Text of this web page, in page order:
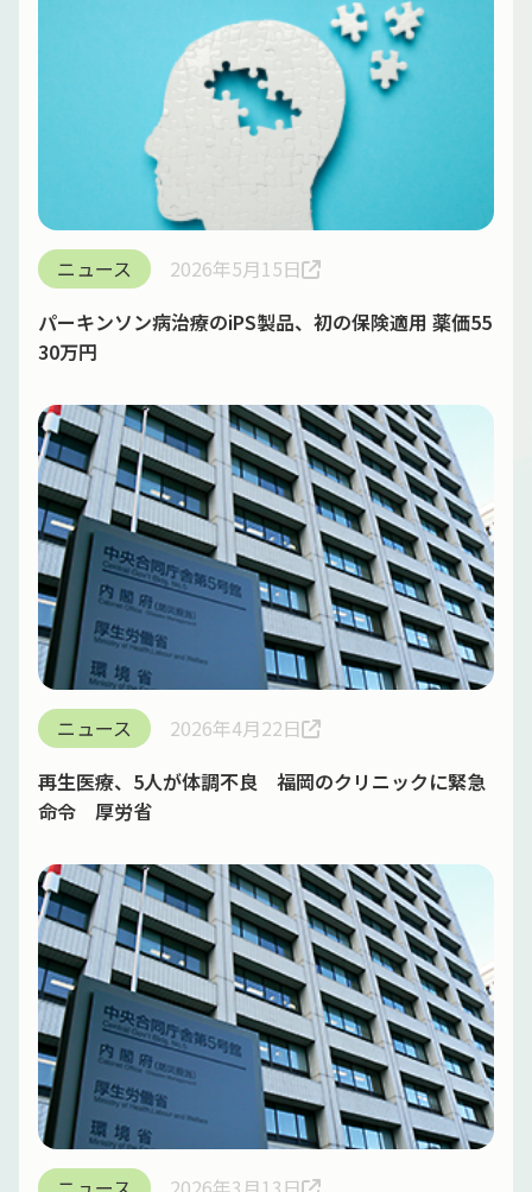
ニュース
2026年5月15日
パーキンソン病治療のiPS製品、初の保険適用 薬価55
30万円
ニュース
2026年4月22日
再生医療、5人が体調不良 福岡のクリニックに緊急
命令 厚労省